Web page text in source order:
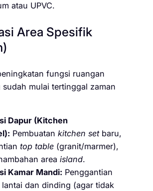
atau UPVC.
Area Spesifik
fungsi ruangan
mulai tertinggal zaman
Dapur (Kitchen
Pembuatan kitchen setbaru,
top table (granit/marmer),
area island.
Kamar Mandi: Penggantian
lantai dan dinding (agar tidak